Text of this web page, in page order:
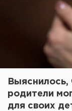
Выяснилось,
родители
для своих